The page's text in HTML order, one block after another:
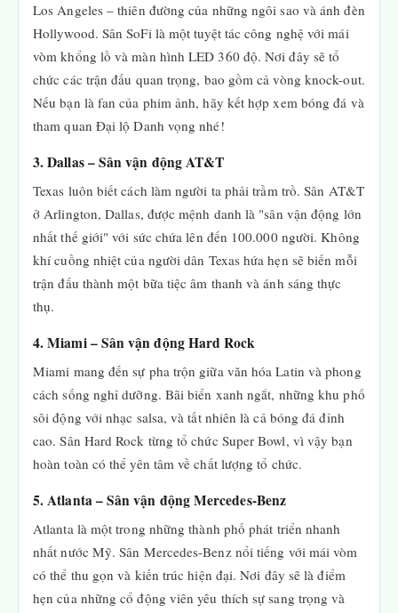
Los Angeles – thiên đường của những ngôi sao và ánh đèn
Hollywood. Sân SoFi là một tuyệt tác công nghệ với mái
vòm khổng lồ và màn hình LED 360 độ. Nơi đây sẽ tổ
chức các trận đấu quan trọng, bao gồm cả vòng knock-out.
Nếu bạn là fan của phim ảnh, hãy kết hợp xem bóng đá và
tham quan Đại lộ Danh vọng nhé!
3. Dallas – Sân vận động AT&T
Texas luôn biết cách làm người ta phải trầm trồ. Sân AT&T
ở Arlington, Dallas, được mệnh danh là "sân vận động lớn
nhất thế giới" với sức chứa lên đến 100.000 người. Không
khí cuồng nhiệt của người dân Texas hứa hẹn sẽ biến mỗi
trận đấu thành một bữa tiệc âm thanh và ánh sáng thực
thụ.
4. Miami – Sân vận động Hard Rock
Miami mang đến sự pha trộn giữa văn hóa Latin và phong
cách sống nghỉ dưỡng. Bãi biển xanh ngắt, những khu phố
sôi động với nhạc salsa, và tất nhiên là cả bóng đá đỉnh
cao. Sân Hard Rock từng tổ chức Super Bowl, vì vậy bạn
hoàn toàn có thể yên tâm về chất lượng tổ chức.
5. Atlanta – Sân vận động Mercedes-Benz
Atlanta là một trong những thành phố phát triển nhanh
nhất nước Mỹ. Sân Mercedes-Benz nổi tiếng với mái vòm
có thể thu gọn và kiến trúc hiện đại. Nơi đây sẽ là điểm
hẹn của những cổ động viên yêu thích sự sang trọng và